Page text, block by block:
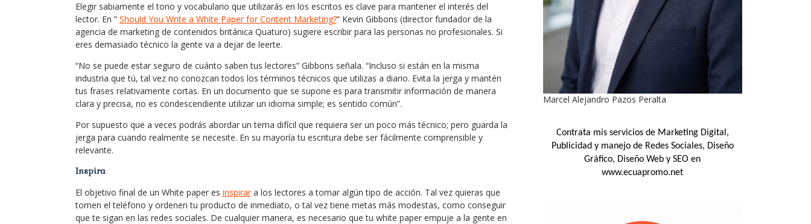
Elegir sabiamente el tono y vocabulario que utilizarás en los escritos es clave para mantener el interés del
lector. En ” Should You Write a White Paper for Content Marketing?” Kevin Gibbons (director fundador de la
agencia de marketing de contenidos británica Quaturo) sugiere escribir para las personas no profesionales. Si
eres demasiado técnico la gente va a dejar de leerte.
“No se puede estar seguro de cuánto saben tus lectores” Gibbons señala. “Incluso si están en la misma
industria que tú, tal vez no conozcan todos los términos técnicos que utilizas a diario. Evita la jerga y mantén
tus frases relativamente cortas. En un documento que se supone es para transmitir información de manera
clara y precisa, no es condescendiente utilizar un idioma simple; es sentido común”.
Por supuesto que a veces podrás abordar un tema difícil que requiera ser un poco más técnico; pero guarda la
jerga para cuando realmente se necesite. En su mayoría tu escritura debe ser fácilmente comprensible y
relevante.
Inspira
El objetivo final de un White paper es inspirara los lectores a tomar algún tipo de acción. Tal vez quieras que
tomen el teléfono y ordenen tu producto de inmediato, o tal vez tiene metas más modestas, como conseguir
que te sigan en las redes sociales. De cualquier manera, es necesario que tu white paper empuje a la gente en
Marcel Alejandro Pazos Peralta
Contrata mis servicios de Marketing Digital,
Publicidad y manejo de Redes Sociales, Diseño
Gráfico, Diseño Web y SEO en
www.ecuapromo.net